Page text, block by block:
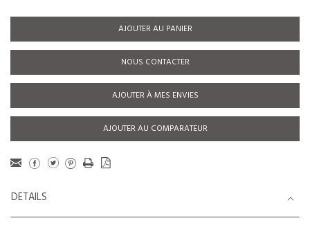
AJOUTER AU PANIER
NOUS CONTACTER
AJOUTER À MES ENVIES
AJOUTER AU COMPARATEUR
DETAILS